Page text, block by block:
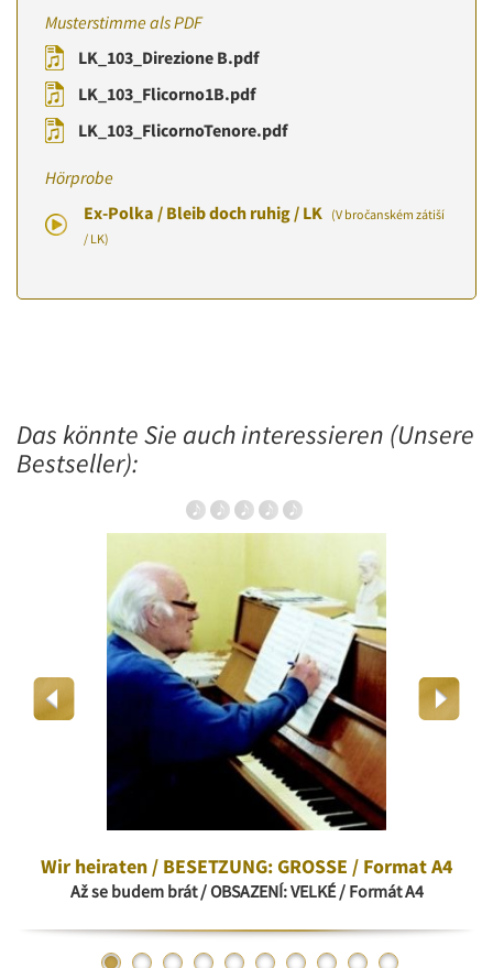
Musterstimme als PDF
LK_103_Direzione B.pdf
LK_103_Flicorno1B.pdf
LK_103_FlicornoTenore.pdf
Hörprobe
Ex-Polka / Bleib doch ruhig / LK (V bročanském zátiší
/ LK)
Das könnte Sie auch interessieren (Unsere
Bestseller):
Wir heiraten / BESETZUNG: GROSSE / Format A4
Až se budem brát / OBSAZENÍ: VELKÉ / Formát A4